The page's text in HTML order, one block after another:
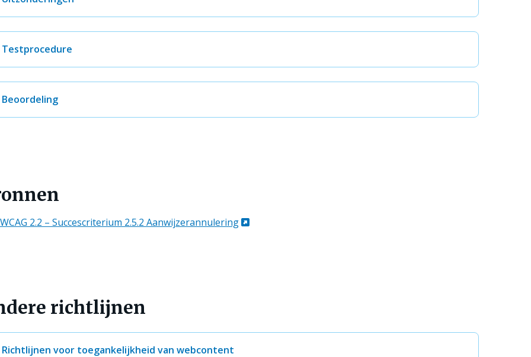
Testprocedure
Beoordeling
WCAG 2.2 – Succescriterium 2.5.2 Aanwijzerannulering
richtlijnen
Richtlijnen voor toegankelijkheid van webcontent